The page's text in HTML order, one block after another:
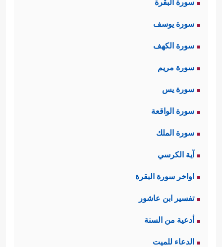
سورة البقرة
سورة يوسف
سورة الكهف
سورة مريم
سورة يس
سورة الواقعة
سورة الملك
آية الكرسي
اواخر سورة البقرة
تفسير ابن عاشور
أدعية من السنة
الدعاء للميت